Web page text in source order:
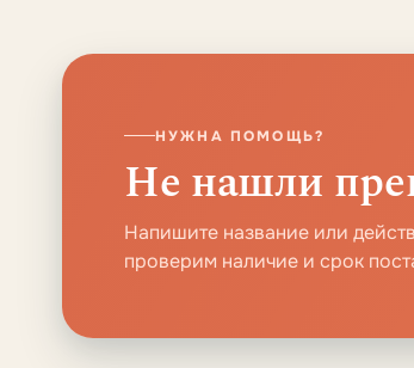
НУЖНА ПОМОЩЬ?
Не нашли
Напишите название или
проверим наличие и срок